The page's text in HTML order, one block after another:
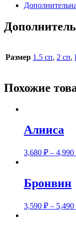
Размер 1.5 сп, 2 сп,
Похожие
Алииса
3,680 ₽ – 4,990
Бронвин
3,590 ₽ – 5,490